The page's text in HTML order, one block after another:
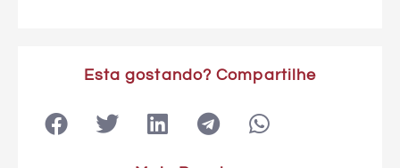
Esta gostando? Compartilhe